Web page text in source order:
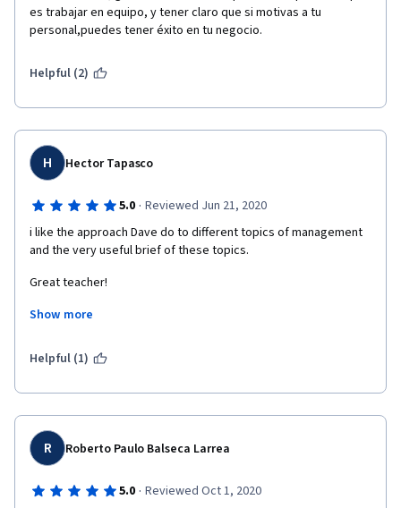
es trabajar en equipo, y tener claro que si motivas a tu
personal,puedes tener éxito en tu negocio.
Helpful (2)
H Hector Tapasco
5.0 · Reviewed Jun 21, 2020
i like the approach Dave do to different topics of management
and the very useful brief of these topics.
Great teacher!
I will like to see some interviews with real people and their
create a higtly efective team work for example or how them
situations
Show more
Helpful (1)
R Roberto Paulo Balseca Larrea
5.0 · Reviewed Oct 1, 2020